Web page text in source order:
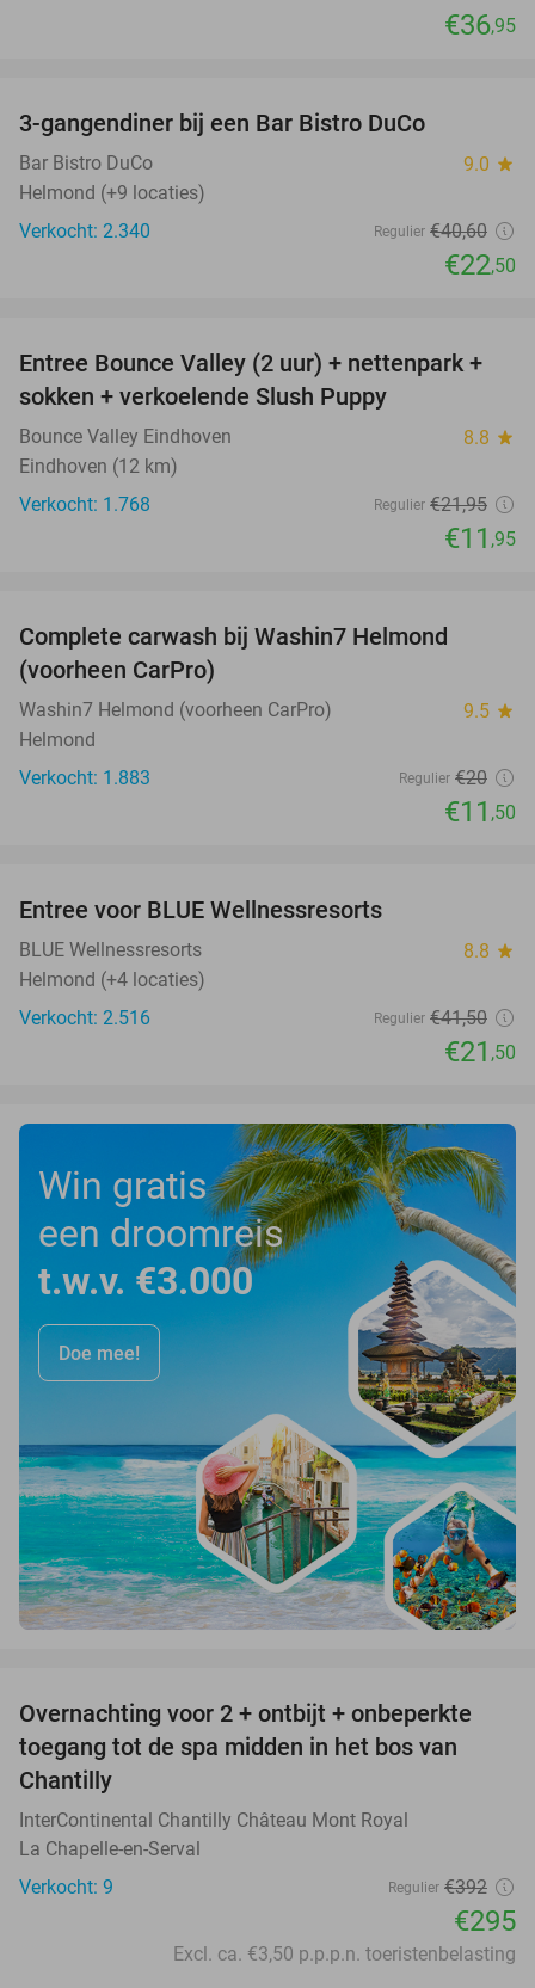
€36,95
3-gangendiner bij een Bar Bistro DuCo
Bar Bistro DuCo 9.0 star
Helmond (+9 locaties)
Verkocht: 2.340
Regulier €40,60
€22,50
46%
Entree Bounce Valley (2 uur) + nettenpark +
sokken + verkoelende Slush Puppy
Bounce Valley Eindhoven 8.8 star
Eindhoven (12 km)
Verkocht: 1.768
Regulier €21,95
€11 ,95
Complete carwash bij Washin7 Helmond
(voorheen CarPro)
Washin7 Helmond (voorheen CarPro) 9.5 star
Helmond
Verkocht: 1.883
Regulier €20
€11 ,50
Entree voor BLUE Wellnessresorts
BLUE Wellnessresorts 8.8 star
Helmond (+4 locaties)
Verkocht: 2.516
Regulier €41,50
€21 ,50
Win gratis
een droomreis
t.w.v. €3.000
Doe mee!
25%
Overnachting voor 2 + ontbijt + onbeperkte
toegang tot de spa midden in het bos van
Chantilly
InterContinental Chantilly Château Mont Royal
La Chapelle-en-Serval
Verkocht: 9
Regulier €392
€295
Excl. ca. €3,50 p.p.p.n. toeristenbelasting